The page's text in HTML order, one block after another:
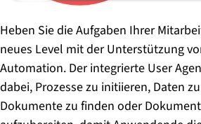
Heben Sie die Aufgaben Ihrer
neues Level mit der Unterstützung
Automation. Der integrierte User
dabei, Prozesse zu initiieren, Daten
Dokumente zu finden oder